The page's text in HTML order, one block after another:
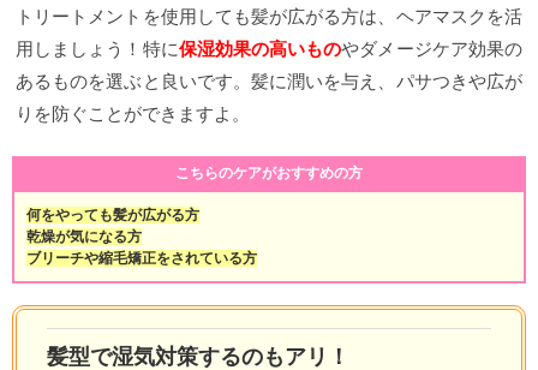
トリートメントを使用しても髪が広がる方は、ヘアマスクを活
用しましょう！特に保湿効果の高いものやダメージケア効果の
あるものを選ぶと良いです。髪に潤いを与え、パサつきや広が
りを防ぐことができますよ。
こちらのケアがおすすめの方
何をやっても髪が広がる方
乾燥が気になる方
ブリーチや縮毛矯正をされている方
髪型で湿気対策するのもアリ！